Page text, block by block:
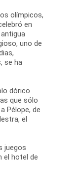
olímpicos,
en
uno de
se ha
dórico
que sólo
Pélope, de
el
juegos
el hotel de